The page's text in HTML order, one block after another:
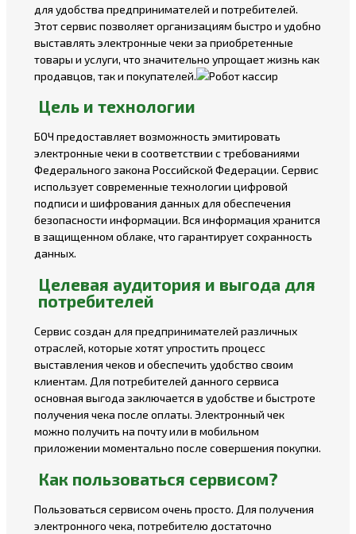
для удобства предпринимателей и потребителей.
Этот сервис позволяет организациям быстро и удобно
выставлять электронные чеки за приобретенные
товары и услуги, что значительно упрощает жизнь как
продавцов, так и покупателей.
Цель и технологии
БОЧ предоставляет возможность эмитировать
электронные чеки в соответствии с требованиями
Федерального закона Российской Федерации. Сервис
использует современные технологии цифровой
подписи и шифрования данных для обеспечения
безопасности информации. Вся информация хранится
в защищенном облаке, что гарантирует сохранность
данных.
Целевая аудитория и выгода для
потребителей
Сервис создан для предпринимателей различных
отраслей, которые хотят упростить процесс
выставления чеков и обеспечить удобство своим
клиентам. Для потребителей данного сервиса
основная выгода заключается в удобстве и быстроте
получения чека после оплаты. Электронный чек
можно получить на почту или в мобильном
приложении моментально после совершения покупки.
Как пользоваться сервисом?
Пользоваться сервисом очень просто. Для получения
электронного чека, потребителю достаточно